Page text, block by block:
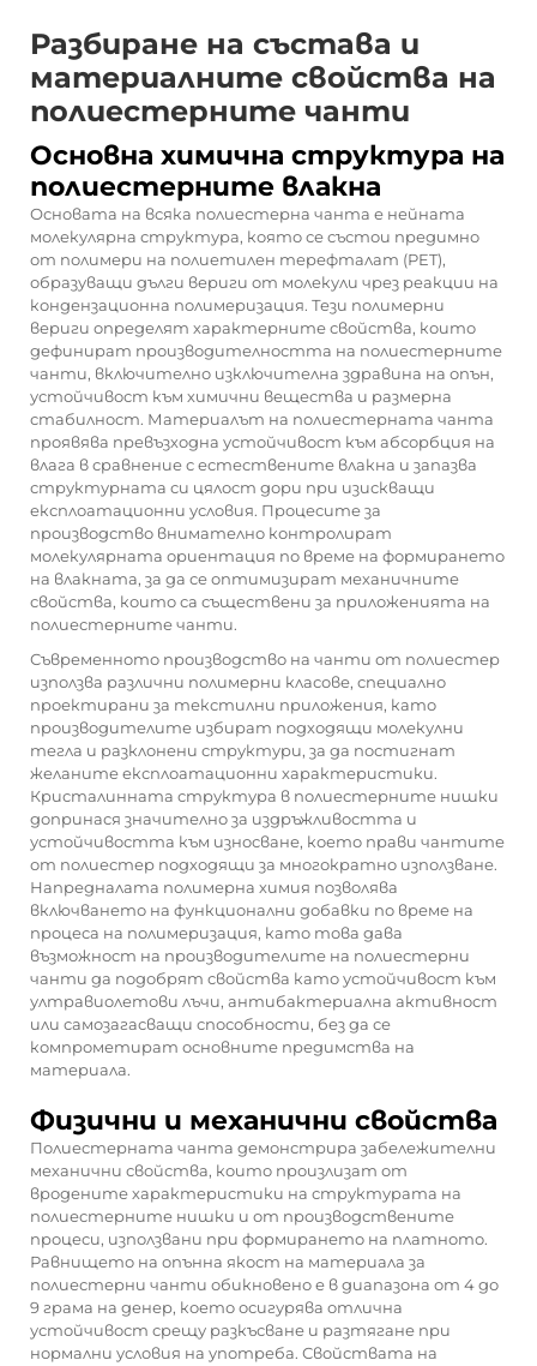
Разбиране на състава и
материалните свойства на
полиестерните чанти
Основна химична структура на
полиестерните влакна
Основата на всяка полиестерна чанта е нейната
молекулярна структура, която се състои предимно
от полимери на полиетилен терефталат (PET),
образуващи дълги вериги от молекули чрез реакции на
кондензационна полимеризация. Тези полимерни
вериги определят характерните свойства, които
дефинират производителността на полиестерните
чанти, включително изключителна здравина на опън,
устойчивост към химични вещества и размерна
стабилност. Материалът на полиестерната чанта
проявява превъзходна устойчивост към абсорбция на
влага в сравнение с естествените влакна и запазва
структурната си цялост дори при изискващи
експлоатационни условия. Процесите за
производство внимателно контролират
молекулярната ориентация по време на формирането
на влакната, за да се оптимизират механичните
свойства, които са съществени за приложенията на
полиестерните чанти.
Съвременното производство на чанти от полиестер
използва различни полимерни класове, специално
проектирани за текстилни приложения, като
производителите избират подходящи молекулни
тегла и разклонени структури, за да постигнат
желаните експлоатационни характеристики.
Кристалинната структура в полиестерните нишки
допринася значително за издръжливостта и
устойчивостта към износване, което прави чантите
от полиестер подходящи за многократно използване.
Напредналата полимерна химия позволява
включването на функционални добавки по време на
процеса на полимеризация, като това дава
възможност на производителите на полиестерни
чанти да подобрят свойства като устойчивост към
ултравиолетови лъчи, антибактериална активност
или самозагасващи способности, без да се
компрометират основните предимства на
материала.
Физични и механични свойства
Полиестерната чанта демонстрира забележителни
механични свойства, които произлизат от
вродените характеристики на структурата на
полиестерните нишки и от производствените
процеси, използвани при формирането на платното.
Равнището на опънна якост на материала за
полиестерни чанти обикновено е в диапазона от 4 до
9 грама на денер, което осигурява отлична
устойчивост срещу разкъсване и разтягане при
нормални условия на употреба. Свойствата на